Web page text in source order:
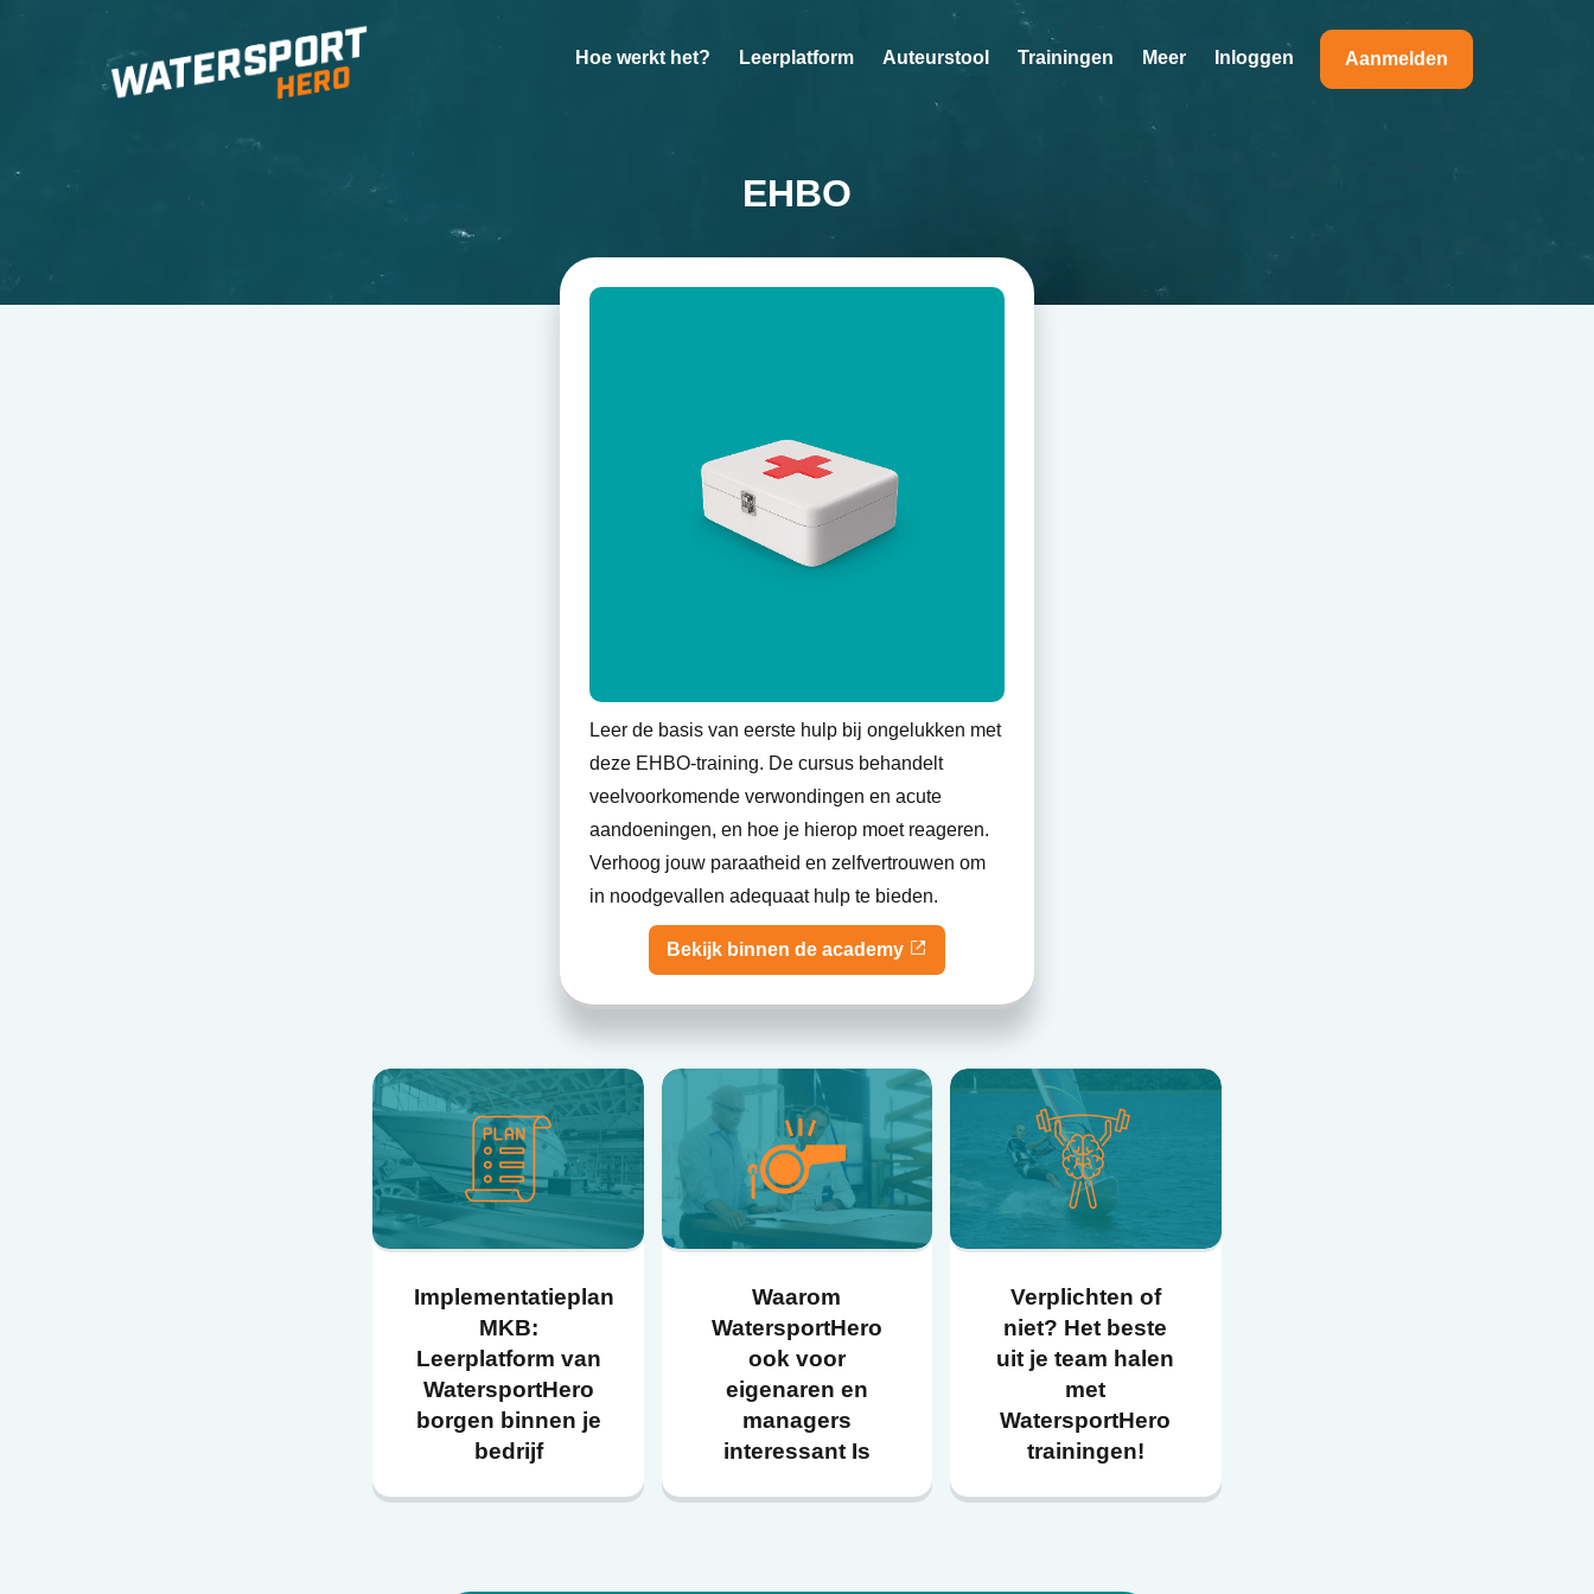
Hoe werkt het? Leerplatform Auteurstool Trainingen Meer Inloggen Aanmelden
EHBO
Leer de basis van eerste hulp bij ongelukken met
deze EHBO-training. De cursus behandelt
veelvoorkomende verwondingen en acute
aandoeningen, en hoe je hierop moet reageren.
Verhoog jouw paraatheid en zelfvertrouwen om
in noodgevallen adequaat hulp te bieden.
Bekijk binnen de academy
Implementatieplan
MKB:
Leerplatform van
WatersportHero
borgen binnen je
bedrijf
Waarom
WatersportHero
ook voor
eigenaren en
managers
interessant Is
Verplichten of
niet? Het beste
uit je team halen
met
WatersportHero
trainingen!